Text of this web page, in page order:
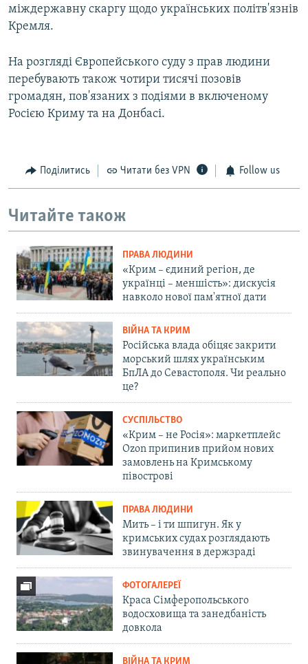
міждержавну скаргу щодо українських політв'язнів
Кремля.
На розгляді Європейського суду з прав людини
перебувають також чотири тисячі позовів
громадян, пов'язаних з подіями в включеному
Росією Криму та на Донбасі.
Поділитись Читати без VPN Follow us
Читайте також
ПРАВА ЛЮДИНИ
«Крим – єдиний регіон, де
українці – меншість»: дискусія
навколо нової пам'ятної дати
ВІЙНА ТА КРИМ
Російська влада обіцяє закрити
морський шлях українським
БпЛА до Севастополя. Чи реально
це?
СУСПІЛЬСТВО
«Крим – не Росія»: маркетплейс
Ozon припинив прийом нових
замовлень на Кримському
півострові
ПРАВА ЛЮДИНИ
Мить – і ти шпигун. Як у
кримських судах розглядають
звинувачення в держзраді
ФОТОГАЛЕРЕЇ
Краса Сімферопольського
водосховища та занедбаність
довкола
ВІЙНА ТА КРИМ